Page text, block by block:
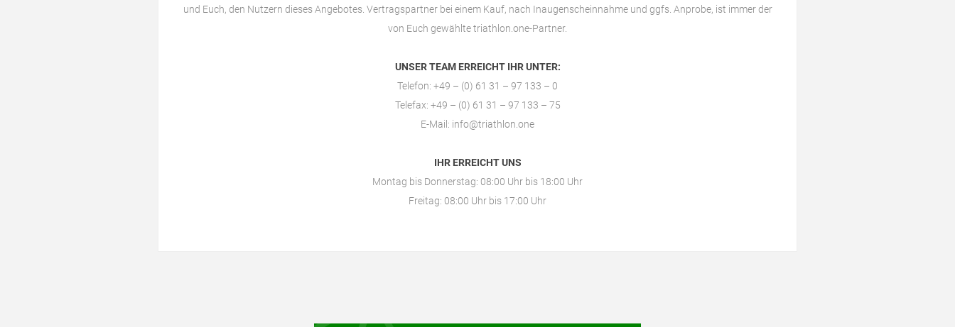
und Euch, den Nutzern dieses Angebotes. Vertragspartner bei einem Kauf, nach Inaugenscheinnahme und ggfs. Anprobe, ist immer der
von Euch gewähltetriathlon.one-Partner.
UNSER TEAM ERREICHT IHR UNTER:
Telefon: +49 – (0) 61 31 – 97 133 – 0
Telefax: +49 – (0) 61 31 – 97 133 – 75
E-Mail: info@triathlon.one
IHR ERREICHT UNS
Montag bis Donnerstag: 08:00 Uhr bis 18:00 Uhr
Freitag: 08:00 Uhr bis 17:00 Uhr